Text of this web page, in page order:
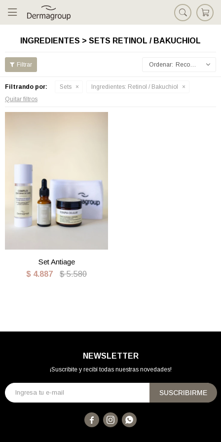

INGREDIENTES > SETS RETINOL / BAKUCHIOL
Recomendados
Filtrando por: Sets Ingredientes: Retinol / Bakuchiol
Quitar filtros
Set Antiage
$ 4.887 $ 5.580
NEWSLETTER
¡Suscribite y recibí todas nuestras novedades!
SUSCRIBIRME
  